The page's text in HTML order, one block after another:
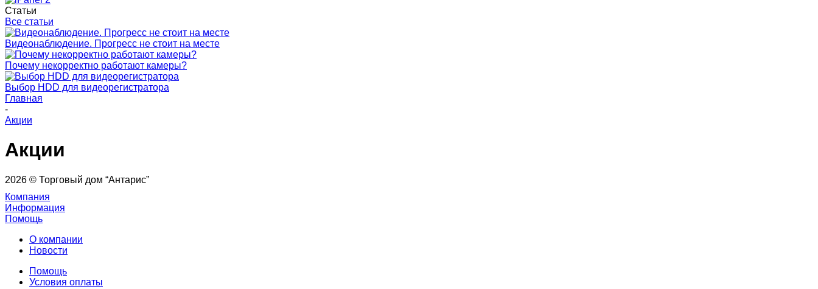
Статьи
Все статьи
Видеонаблюдение. Прогресс не стоит на месте
Почему некорректно работают камеры?
Выбор HDD для видеорегистратора
Главная
-
Акции
Акции
2026 © Торговый дом “Антарис”
Компания
Информация
Помощь
О компании
Новости
Помощь
Условия оплаты